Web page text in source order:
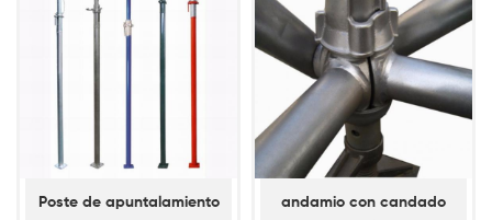
Poste de apuntalamiento
andamio con candado